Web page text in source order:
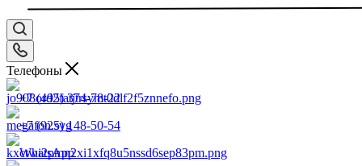
Телефоны
+7 (495) 374-78-22
+7 (925) 148-50-54
WhatsApp